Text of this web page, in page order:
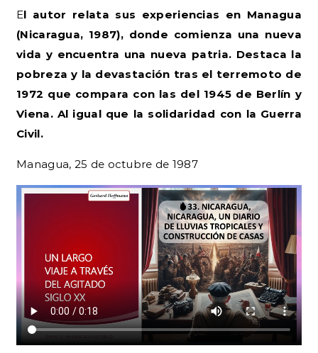
El autor relata sus experiencias en Managua
(Nicaragua, 1987), donde comienza una nueva
vida y encuentra una nueva patria. Destaca la
pobreza y la devastación tras el terremoto de
1972 que compara con las del 1945 de Berlín y
Viena. Al igual que la solidaridad con la Guerra
Civil.
Managua, 25 de octubre de 1987